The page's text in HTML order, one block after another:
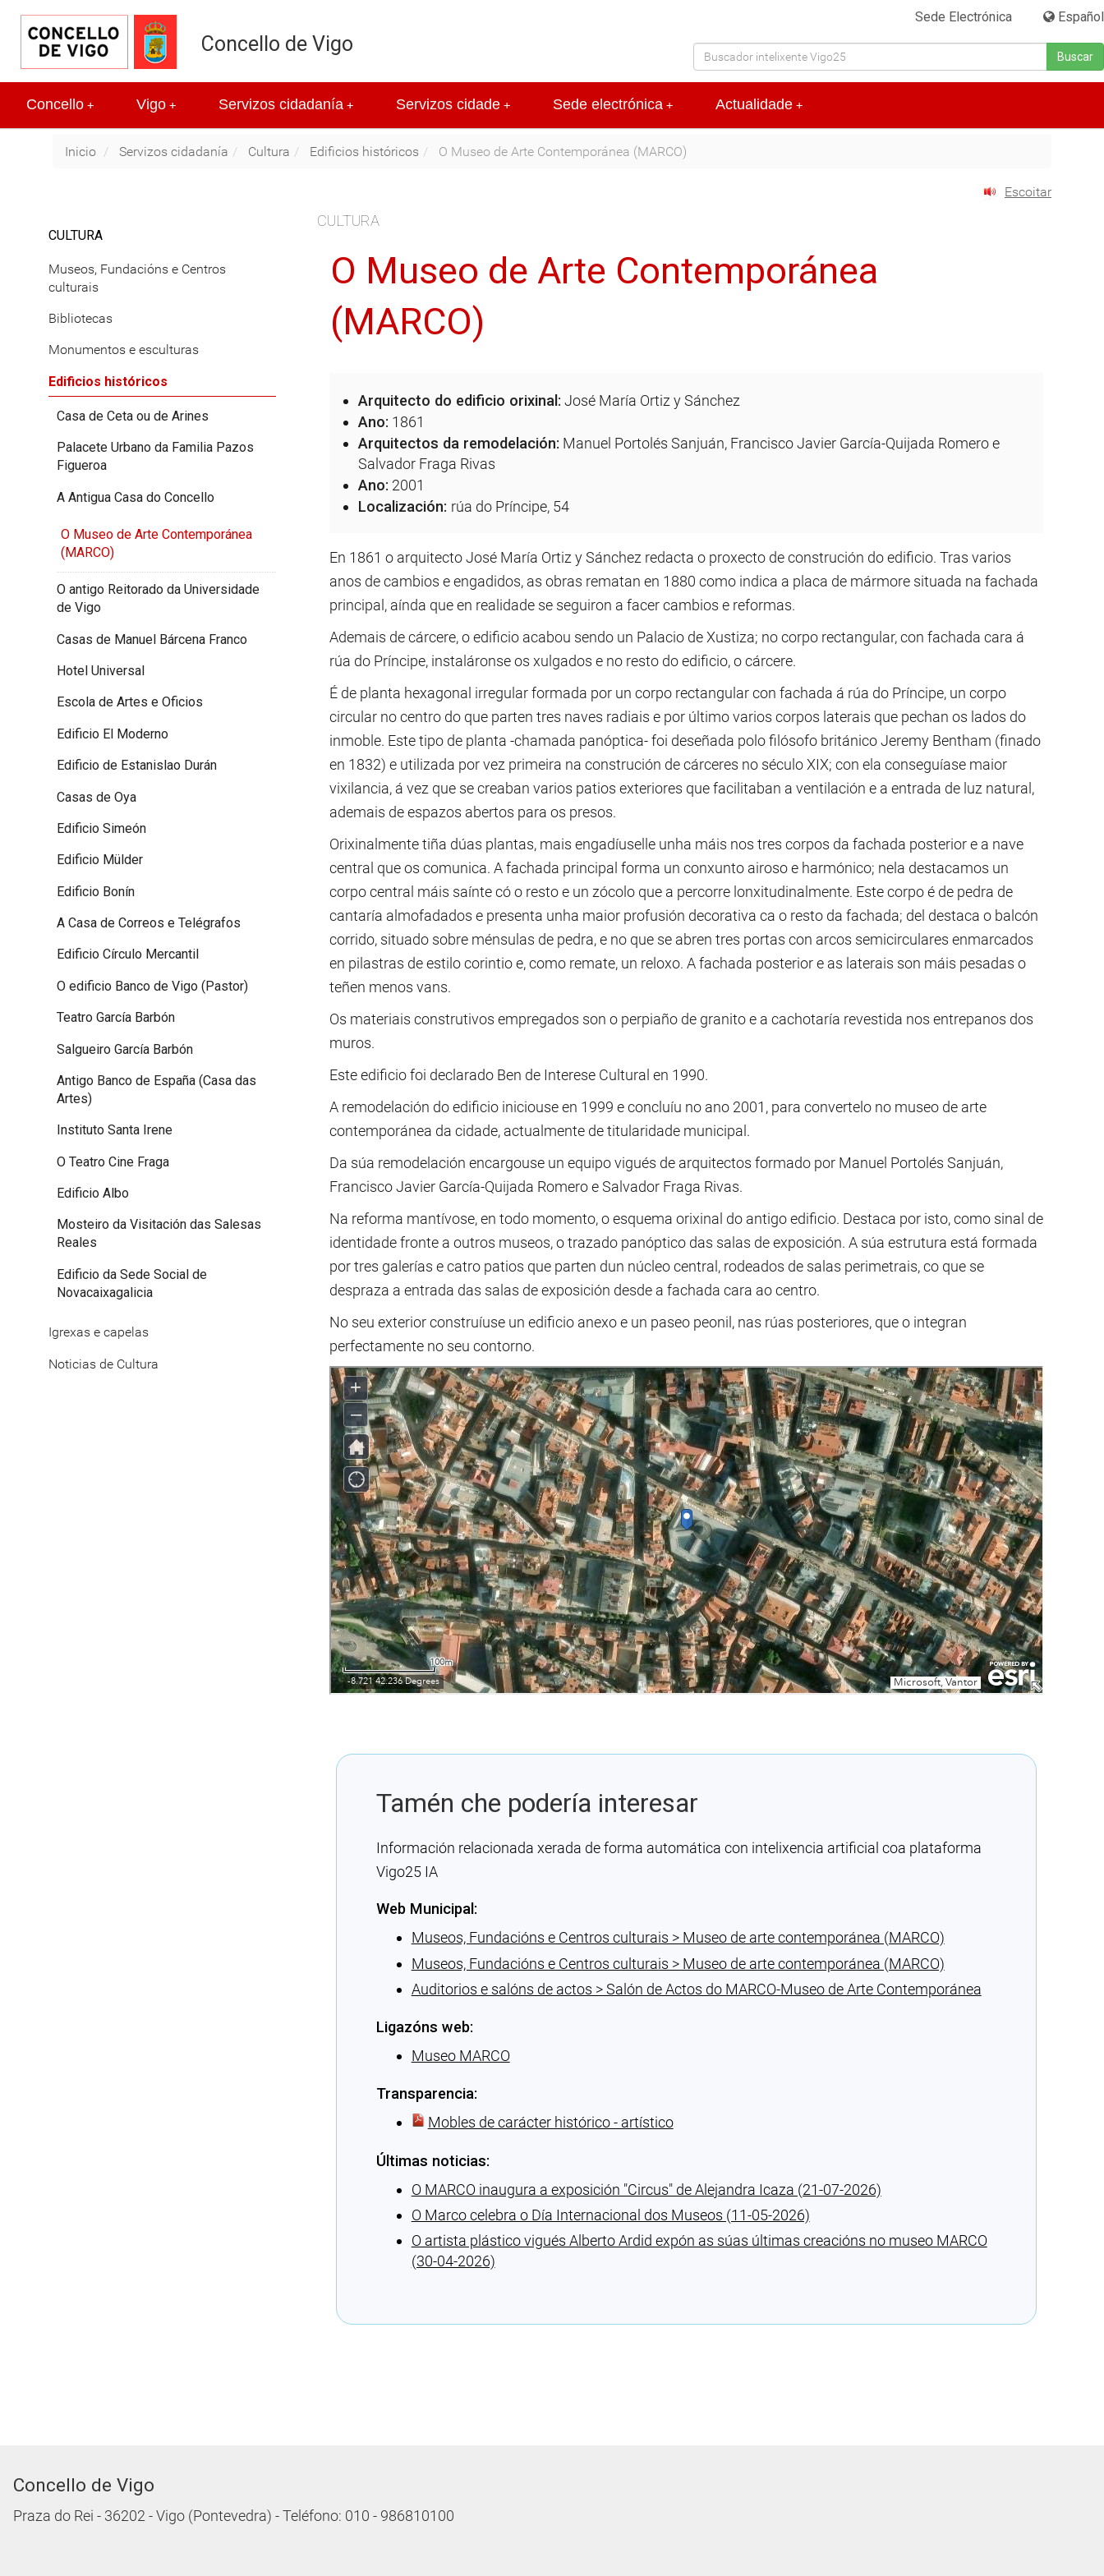
Sede Electrónica Español
Buscar
Concello de Vigo
+
Concello +
Vigo +
Servizos cidadanía +
Servizos cidade +
Sede electrónica +
Actualidade
Inicio Servizos cidadanía Cultura Edificios históricos O Museo de Arte Contemporánea (MARCO)
Escoitar
CULTURA
O Museo de Arte Contemporánea
(MARCO)
Arquitecto do edificio orixinal: José María Ortiz y Sánchez
Ano: 1861
Arquitectos da remodelación: Manuel Portolés Sanjuán, Francisco Javier García-Quijada Romero e
Salvador Fraga Rivas
Ano: 2001
Localización: rúa do Príncipe, 54
En 1861 o arquitecto José María Ortiz y Sánchez redacta o proxecto de construción do edificio. Tras varios
anos de cambios e engadidos, as obras rematan en 1880 como indica a placa de mármore situada na fachada
principal, aínda que en realidade se seguiron a facer cambios e reformas.
Ademais de cárcere, o edificio acabou sendo un Palacio de Xustiza; no corpo rectangular, con fachada cara á
rúa do Príncipe, instaláronse os xulgados e no resto do edificio, o cárcere.
É de planta hexagonal irregular formada por un corpo rectangular con fachada á rúa do Príncipe, un corpo
circular no centro do que parten tres naves radiais e por último varios corpos laterais que pechan os lados do
inmoble. Este tipo de planta -chamada panóptica- foi deseñada polo filósofo británico Jeremy Bentham (finado
en 1832) e utilizada por vez primeira na construción de cárceres no século XIX; con ela conseguíase maior
vixilancia, á vez que se creaban varios patios exteriores que facilitaban a ventilación e a entrada de luz natural,
ademais de espazos abertos para os presos.
Orixinalmente tiña dúas plantas, mais engadíuselle unha máis nos tres corpos da fachada posterior e a nave
central que os comunica. A fachada principal forma un conxunto airoso e harmónico; nela destacamos un
corpo central máis saínte có o resto e un zócolo que a percorre lonxitudinalmente. Este corpo é de pedra de
cantaría almofadados e presenta unha maior profusión decorativa ca o resto da fachada; del destaca o balcón
corrido, situado sobre ménsulas de pedra, e no que se abren tres portas con arcos semicirculares enmarcados
en pilastras de estilo corintio e, como remate, un reloxo. A fachada posterior e as laterais son máis pesadas o
teñen menos vans.
Os materiais construtivos empregados son o perpiaño de granito e a cachotaría revestida nos entrepanos dos
muros.
Este edificio foi declarado Ben de Interese Cultural en 1990.
A remodelación do edificio iniciouse en 1999 e concluíu no ano 2001, para convertelo no museo de arte
contemporánea da cidade, actualmente de titularidade municipal.
Da súa remodelación encargouse un equipo vigués de arquitectos formado por Manuel Portolés Sanjuán,
Francisco Javier García-Quijada Romero e Salvador Fraga Rivas.
Na reforma mantívose, en todo momento, o esquema orixinal do antigo edificio. Destaca por isto, como sinal de
identidade fronte a outros museos, o trazado panóptico das salas de exposición. A súa estrutura está formada
por tres galerías e catro patios que parten dun núcleo central, rodeados de salas perimetrais, co que se
despraza a entrada das salas de exposición desde a fachada cara ao centro.
No seu exterior construíuse un edificio anexo e un paseo peonil, nas rúas posteriores, que o integran
perfectamente no seu contorno.
Tamén che podería interesar
Información relacionada xerada de forma automática con intelixencia artificial coa plataforma
Vigo25 IA
Web Municipal:
Museos, Fundacións e Centros culturais > Museo de arte contemporánea (MARCO)
Museos, Fundacións e Centros culturais > Museo de arte contemporánea (MARCO)
Auditorios e salóns de actos > Salón de Actos do MARCO-Museo de Arte Contemporánea
Ligazóns web:
Museo MARCO
Transparencia:
Mobles de carácter histórico - artístico
Últimas noticias:
O MARCO inaugura a exposición ″Circus″ de Alejandra Icaza (21-07-2026)
O Marco celebra o Día Internacional dos Museos (11-05-2026)
O artista plástico vigués Alberto Ardid expón as súas últimas creacións no museo MARCO
(30-04-2026)
CULTURA
Museos, Fundacións e Centros
culturais
Bibliotecas
Monumentos e esculturas
Edificios históricos
Casa de Ceta ou de Arines
Palacete Urbano da Familia Pazos
Figueroa
A Antigua Casa do Concello
O Museo de Arte Contemporánea
(MARCO)
O antigo Reitorado da Universidade
de Vigo
Casas de Manuel Bárcena Franco
Hotel Universal
Escola de Artes e Oficios
Edificio El Moderno
Edificio de Estanislao Durán
Casas de Oya
Edificio Simeón
Edificio Mülder
Edificio Bonín
A Casa de Correos e Telégrafos
Edificio Círculo Mercantil
O edificio Banco de Vigo (Pastor)
Teatro García Barbón
Salgueiro García Barbón
Antigo Banco de España (Casa das
Artes)
Instituto Santa Irene
O Teatro Cine Fraga
Edificio Albo
Mosteiro da Visitación das Salesas
Reales
Edificio da Sede Social de
Novacaixagalicia
Igrexas e capelas
Noticias de Cultura
Concello de Vigo
Praza do Rei - 36202 - Vigo (Pontevedra) - Teléfono: 010 - 986810100